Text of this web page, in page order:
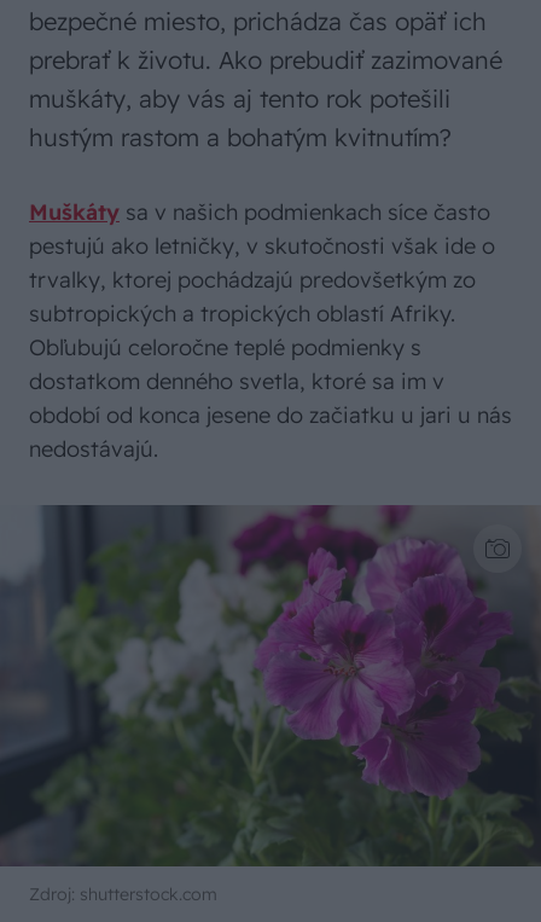
bezpečné miesto, prichádza čas opäť ich
prebrať k životu. Ako prebudiť zazimované
muškáty, aby vás aj tento rok potešili
hustým rastom a bohatým kvitnutím?
Muškáty sa v našich podmienkach síce často
pestujú ako letničky, v skutočnosti však ide o
trvalky, ktorej pochádzajú predovšetkým zo
subtropických a tropických oblastí Afriky.
Obľubujú celoročne teplé podmienky s
dostatkom denného svetla, ktoré sa im v
období od konca jesene do začiatku u jari u nás
nedostávajú.
Zdroj: shutterstock.com